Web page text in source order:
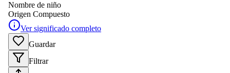
Nombre de niño
Origen Compuesto
Ver significado completo
Guardar
Filtrar